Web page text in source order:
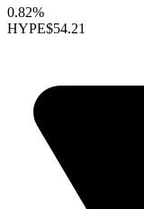
0.82%
HYPE$54.21